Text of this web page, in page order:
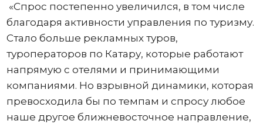
«Спрос постепенно увеличился, в том числе
благодаря активности управления по туризму.
Стало больше рекламных туров,
туроператоров по Катару, которые работают
напрямую с отелями и принимающими
компаниями. Но взрывной динамики, которая
превосходила бы по темпам и спросу любое
наше другое ближневосточное направление,